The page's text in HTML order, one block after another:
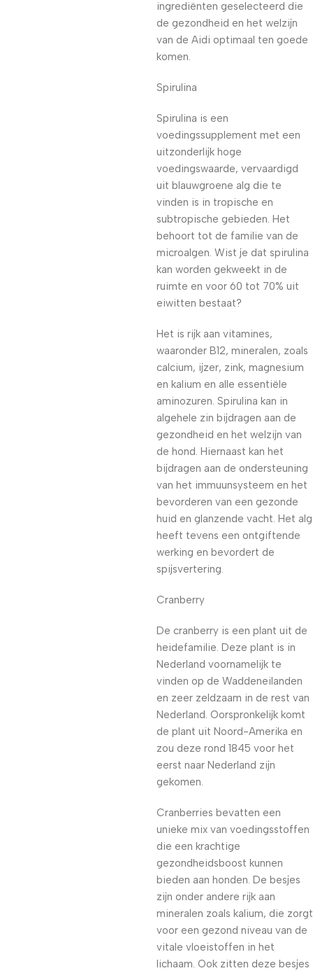
ingrediënten geselecteerd die
de gezondheid en het welzijn
van de Aidi optimaal ten goede
komen.
Spirulina
Spirulina is een
voedingssupplement met een
uitzonderlijk hoge
voedingswaarde, vervaardigd
uit blauwgroene alg die te
vinden is in tropische en
subtropische gebieden. Het
behoort tot de familie van de
microalgen. Wist je dat spirulina
kan worden gekweekt in de
ruimte en voor 60 tot 70% uit
eiwitten bestaat?
Het is rijk aan vitamines,
waaronder B12, mineralen, zoals
calcium, ijzer, zink, magnesium
en kalium en alle essentiële
aminozuren. Spirulina kan in
algehele zin bijdragen aan de
gezondheid en het welzijn van
de hond. Hiernaast kan het
bijdragen aan de ondersteuning
van het immuunsysteem en het
bevorderen van een gezonde
huid en glanzende vacht. Het alg
heeft tevens een ontgiftende
werking en bevordert de
spijsvertering.
Cranberry
De cranberry is een plant uit de
heidefamilie. Deze plant is in
Nederland voornamelijk te
vinden op de Waddeneilanden
en zeer zeldzaam in de rest van
Nederland. Oorspronkelijk komt
de plant uit Noord-Amerika en
zou deze rond 1845 voor het
eerst naar Nederland zijn
gekomen.
Cranberries bevatten een
unieke mix van voedingsstoffen
die een krachtige
gezondheidsboost kunnen
bieden aan honden. De besjes
zijn onder andere rijk aan
mineralen zoals kalium, die zorgt
voor een gezond niveau van de
vitale vloeistoffen in het
lichaam. Ook zitten deze besjes